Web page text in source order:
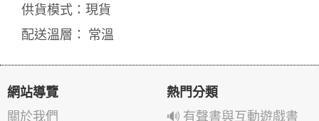
供貨模式：現貨
配送溫層： 常溫
網站導覽
關於我們
熱門分類
🔊 有聲書與互動遊戲書